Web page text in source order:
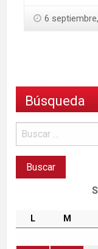
6
Búsqueda
L M